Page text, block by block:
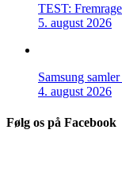
TEST:
5. august 2026
Samsung
4. august 2026
Følg os på Facebook